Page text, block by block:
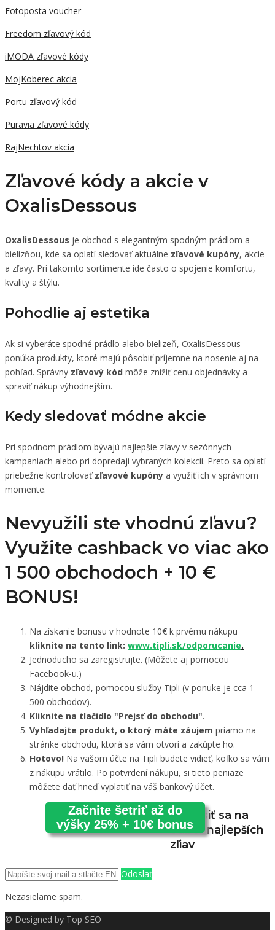
Fotoposta voucher
Freedom zľavový kód
iMODA zľavové kódy
MojKoberec akcia
Portu zľavový kód
Puravia zľavové kódy
RajNechtov akcia
Zľavové kódy a akcie v
OxalisDessous
OxalisDessous je obchod s elegantným spodným prádlom a
bielizňou, kde sa oplatí sledovať aktuálne zľavové kupóny, akcie
a zľavy. Pri takomto sortimente ide často o spojenie komfortu,
kvality a štýlu.
Pohodlie aj estetika
Ak si vyberáte spodné prádlo alebo bielizeň, OxalisDessous
ponúka produkty, ktoré majú pôsobiť príjemne na nosenie aj na
pohľad. Správny zľavový kód môže znížiť cenu objednávky a
spraviť nákup výhodnejším.
Kedy sledovať módne akcie
Pri spodnom prádlom bývajú najlepšie zľavy v sezónnych
kampaniach alebo pri dopredaji vybraných kolekcií. Preto sa oplatí
priebežne kontrolovaťzľavové kupóny a využiť ich v správnom
momente.
Nevyužili ste vhodnú zľavu?
Využite cashback vo viac ako
1 500 obchodoch + 10 €
BONUS!
Na získanie bonusu v hodnote 10€ k prvému nákupu
kliknite na tento link: www.tipli.sk/odporucanie.
Jednoducho sa zaregistrujte. (Môžete aj pomocou
Facebook-u.)
Nájdite obchod, pomocou služby Tipli (v ponuke je cca 1
500 obchodov).
Kliknite na tlačidlo "Prejsť do obchodu".
Vyhľadajte produkt, o ktorý máte záujem priamo na
stránke obchodu, ktorá sa vám otvorí a zakúpte ho.
Hotovo! Na vašom účte na Tipli budete vidieť, koľko sa vám
z nákupu vrátilo. Po potvrdení nákupu, si tieto peniaze
môžete dať hneď vyplatiť na váš bankový účet.
Začnite šetriť až do
výšky 25% + 10€ bonus
Prihlásiť sa na
odber najlepších
zľiav
Odoslať
Nezasielame spam.
© Designed by Top SEO